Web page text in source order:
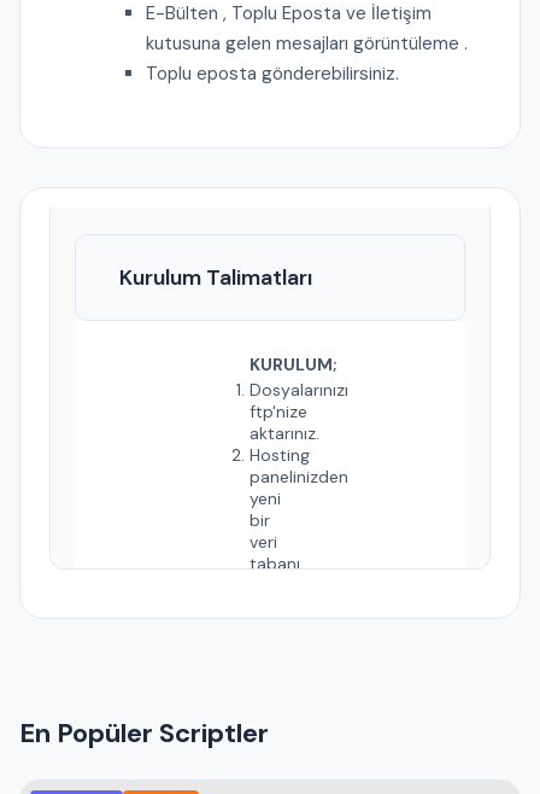
E-Bülten , Toplu Eposta ve İletişim
kutusuna gelen mesajları görüntüleme .
Toplu eposta gönderebilirsiniz.
Kurulum Talimatları
KURULUM;
Dosyalarınızı
ftp'nize
aktarınız.
Hosting
panelinizden
yeni
bir
veri
tabanı
veritabanına
En Popüler Scriptler